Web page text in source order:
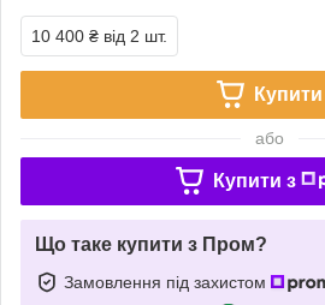
10 400 ₴ від 2 шт.
Купити
або
Купити з
Що таке купити з Пром?
Замовлення під захистом